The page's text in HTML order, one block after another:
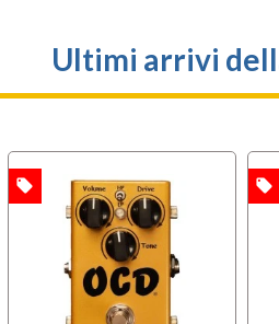
Ultimi arrivi
local_offer local_offer